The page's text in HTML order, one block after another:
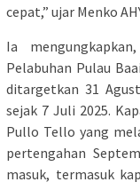
cepat,” ujar Menko
Ia
Pelabuhan Pulau
ditargetkan 31
sejak 7 Juli 2025.
Pullo Tello yang
pertengahan
masuk, termasuk